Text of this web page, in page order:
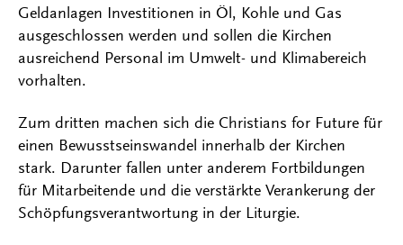
Geldanlagen Investitionen in Öl, Kohle und Gas
ausgeschlossen werden und sollen die Kirchen
ausreichend Personal im Umwelt- und Klimabereich
vorhalten.
Zum dritten machen sich die Christians for Future für
einen Bewusstseinswandel innerhalb der Kirchen
stark. Darunter fallen unter anderem Fortbildungen
für Mitarbeitende und die verstärkte Verankerung der
Schöpfungsverantwortung in der Liturgie.